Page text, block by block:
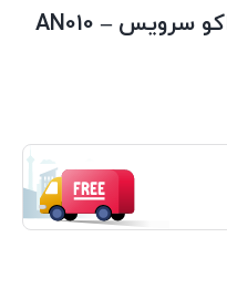
اسپری ضد زنگ کیلر مات اکو سرویس AN010 –